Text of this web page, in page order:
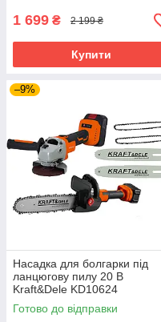
1 699 ₴ 2 199 ₴
Купити
–9%
Насадка для болгарки під
ланцюгову пилу 20 В
Kraft&Dele KD10624
перехідник для болгарки під
пилу
Готово до відправки